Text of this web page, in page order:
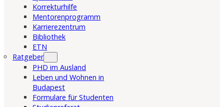
Korrekturhilfe
Mentorenprogramm
Karrierezentrum
Bibliothek
ETN
Ratgeber
PHD im Ausland
Leben und Wohnen in
Budapest
Formulare für Studenten